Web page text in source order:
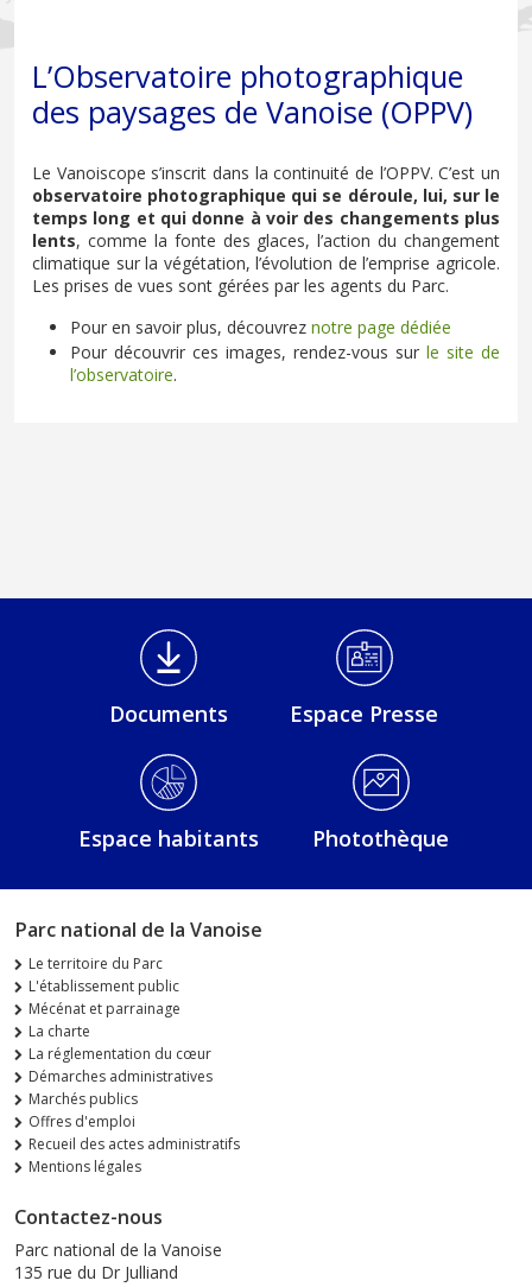
L’Observatoire photographique
des paysages de Vanoise (OPPV)
Le Vanoiscope s’inscrit dans la continuité de l’OPPV. C’est un
observatoire photographique qui se déroule, lui, sur le
temps long et qui donne à voir des changements plus
lents, comme la fonte des glaces, l’action du changement
climatique sur la végétation, l’évolution de l’emprise agricole.
Les prises de vues sont gérées par les agents du Parc.
Pour en savoir plus, découvrez notre page dédiée
Pour découvrir ces images, rendez-vous sur le site de
l’observatoire.
Médiathèque Footer
Documents Espace Presse
Espace habitants Photothèque
Parc national de la Vanoise
Le territoire du Parc
L'établissement public
Mécénat et parrainage
La charte
La réglementation du cœur
Démarches administratives
Marchés publics
Offres d'emploi
Recueil des actes administratifs
Mentions légales
Contactez-nous
Parc national de la Vanoise
135 rue du Dr Julliand